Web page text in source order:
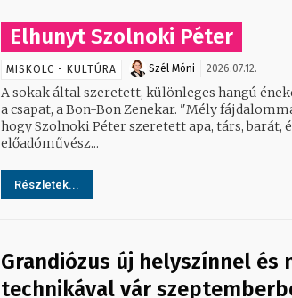
Elhunyt Szolnoki Péter
MISKOLC - KULTÚRA Szél Móni 2026.07.12.
A sokak által szeretett, különleges hangú
a csapat, a Bon-Bon Zenekar. "Mély fájdalommal a szívünkben tudatjuk,
hogy Szolnoki Péter szeretett apa, társ, barát,
előadóművész...
Részletek...
Grandiózus új helyszínnel és
technikával vár